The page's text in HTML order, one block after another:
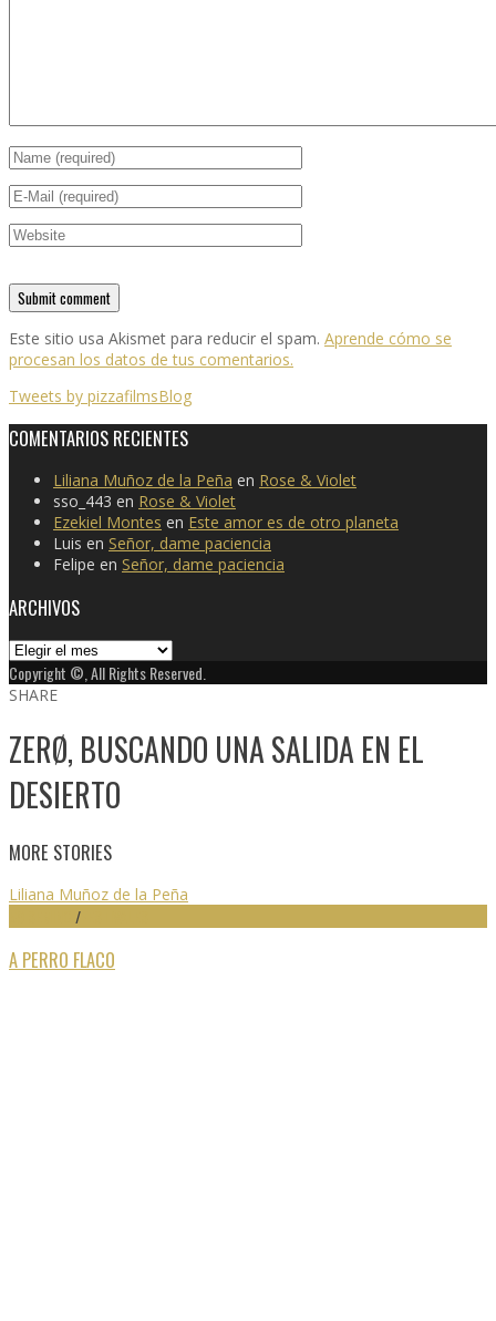
Este sitio usa Akismet para reducir el spam. Aprende cómo se
procesan los datos de tus comentarios.
Tweets by pizzafilmsBlog
COMENTARIOS RECIENTES
Liliana Muñoz de la Peña en Rose & Violet
sso_443 en Rose & Violet
Ezekiel Montes en Este amor es de otro planeta
Luis en Señor, dame paciencia
Felipe en Señor, dame paciencia
ARCHIVOS
Archivos
Copyright ©, All Rights Reserved.
SHARE
ZERØ, BUSCANDO UNA SALIDA EN EL
DESIERTO
MORE STORIES
Liliana Muñoz de la Peña
/
A PERRO FLACO